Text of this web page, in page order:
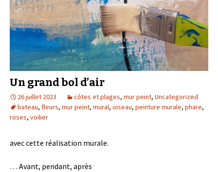
Un grand bol d’air
26 juillet 2023 côtes et plages, mur peint, Uncategorized
bateau, fleurs, mur peint, mural, oiseau, peinture murale, phare,
roses, voilier
avec cette réalisation murale.
… Avant, pendant, après